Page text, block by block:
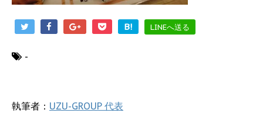
B! LINEへ送る
-
執筆者： UZU-GROUP 代表